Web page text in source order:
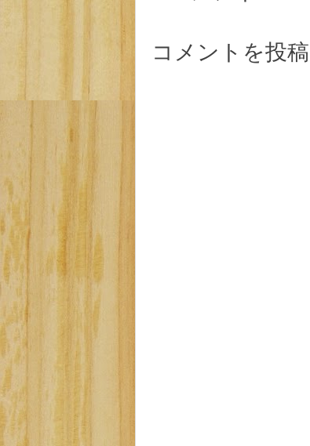
コメントを投稿